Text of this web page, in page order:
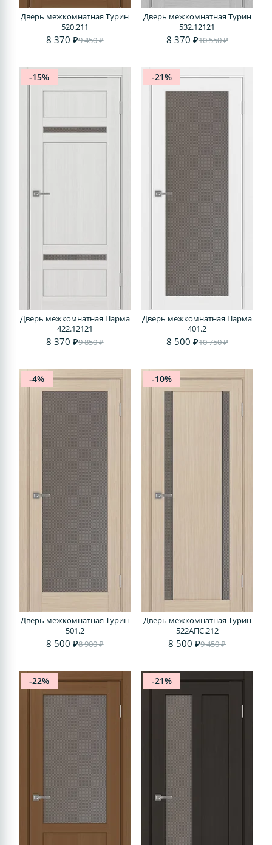
Дверь межкомнатная Турин
520.211
8 370 ₽9 450 ₽
Дверь межкомнатная Турин
532.12121
8 370 ₽10 550 ₽
-15%
Дверь межкомнатная Парма
422.12121
8 370 ₽9 850 ₽
-21%
Дверь межкомнатная Парма
401.2
8 500 ₽10 750 ₽
-4%
Дверь межкомнатная Турин
501.2
8 500 ₽8 900 ₽
-10%
Дверь межкомнатная Турин
522АПС.212
8 500 ₽9 450 ₽
-22% -21%